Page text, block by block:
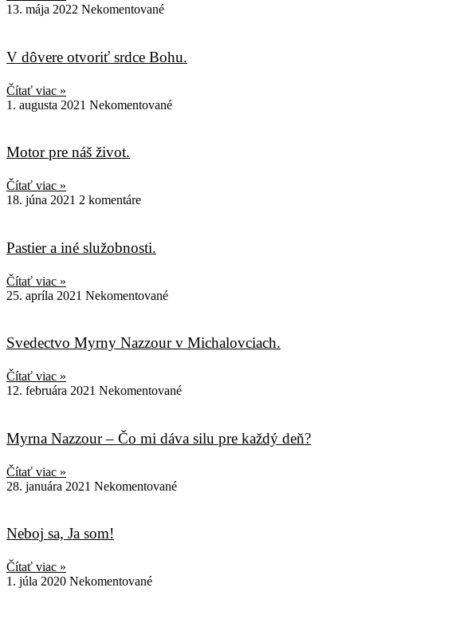
13. mája 2022 Nekomentované
V dôvere otvoriť srdce Bohu.
Čítať viac »
1. augusta 2021 Nekomentované
Motor pre náš život.
Čítať viac »
18. júna 2021 2 komentáre
Pastier a iné služobnosti.
Čítať viac »
25. apríla 2021 Nekomentované
Svedectvo Myrny Nazzour v Michalovciach.
Čítať viac »
12. februára 2021 Nekomentované
Myrna Nazzour – Čo mi dáva silu pre každý deň?
Čítať viac »
28. januára 2021 Nekomentované
Neboj sa, Ja som!
Čítať viac »
1. júla 2020 Nekomentované